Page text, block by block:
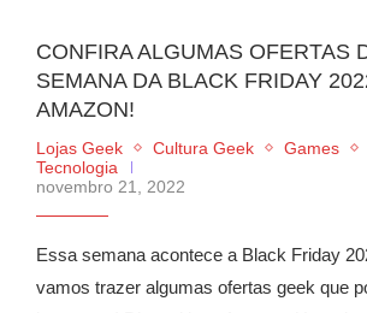
CONFIRA ALGUMAS OFERTAS
SEMANA DA BLACK FRIDAY
AMAZON!
Lojas Geek Cultura Geek Games
Tecnologia
novembro 21, 2022
Essa semana acontece a Black Friday
vamos trazer algumas ofertas geek que